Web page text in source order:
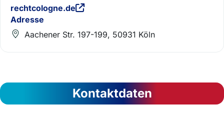
rechtcologne.de
Adresse
Aachener Str. 197-199, 50931 Köln
Kontaktdaten